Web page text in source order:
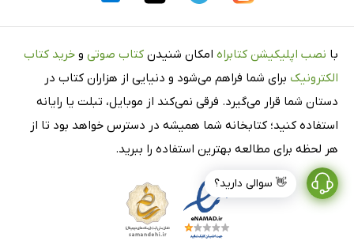
👋 سوالی دارید؟
با نصب اپلیکیشن کتابراه امکان شنیدن کتاب صوتی و خرید کتاب
الکترونیک برای شما فراهم می‌شود و دنیایی از هزاران کتاب در
دستان شما قرار می‌گیرد. فرقی نمی‌کند از موبایل، تبلت یا رایانه
استفاده کنید؛ کتابخانه شما همیشه در دسترس خواهد بود تا از
هر لحظه برای مطالعه بهترین استفاده را ببرید.